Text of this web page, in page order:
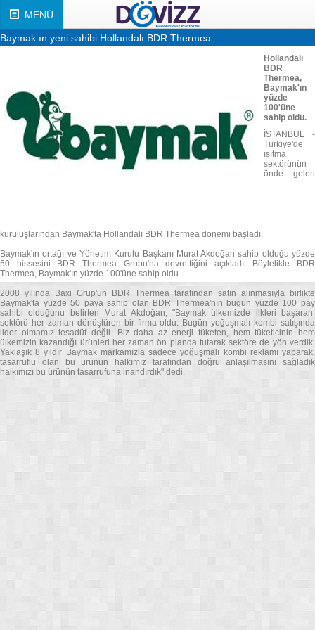
MENÜ
Baymak ın yeni sahibi Hollandalı BDR Thermea
Hollandalı
BDR
Thermea,
Baymak'ın
yüzde
100'üne
sahip oldu.
İSTANBUL -
Türkiye'de
ısıtma
sektörünün
önde gelen
kuruluşlarından Baymak'ta Hollandalı BDR Thermea dönemi başladı.
Baymak'ın ortağı ve Yönetim Kurulu Başkanı Murat Akdoğan sahip olduğu yüzde
50 hissesini BDR Thermea Grubu'na devrettiğini açıkladı. Böylelikle BDR
Thermea, Baymak'ın yüzde 100'üne sahip oldu.
2008 yılında Baxi Grup'un BDR Thermea tarafından satın alınmasıyla birlikte
Baymak'ta yüzde 50 paya sahip olan BDR Thermea'nın bugün yüzde 100 pay
sahibi olduğunu belirten Murat Akdoğan, "Baymak ülkemizde ilkleri başaran,
sektörü her zaman dönüştüren bir firma oldu. Bugün yoğuşmalı kombi satışında
lider olmamız tesadüf değil. Biz daha az enerji tüketen, hem tüketicinin hem
ülkemizin kazandığı ürünleri her zaman ön planda tutarak sektöre de yön verdik.
Yaklaşık 8 yıldır Baymak markamızla sadece yoğuşmalı kombi reklamı yaparak,
tasarruflu olan bu ürünün halkımız tarafından doğru anlaşılmasını sağladık
halkımızı bu ürünün tasarrufuna inandırdık" dedi.